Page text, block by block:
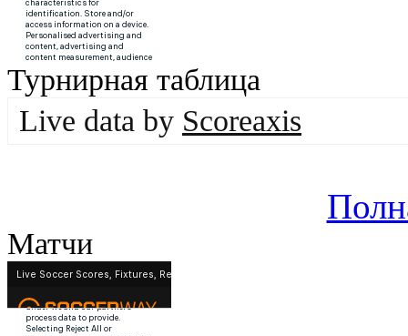
Турнирная таблица
Live data by Scoreaxis
Матчи